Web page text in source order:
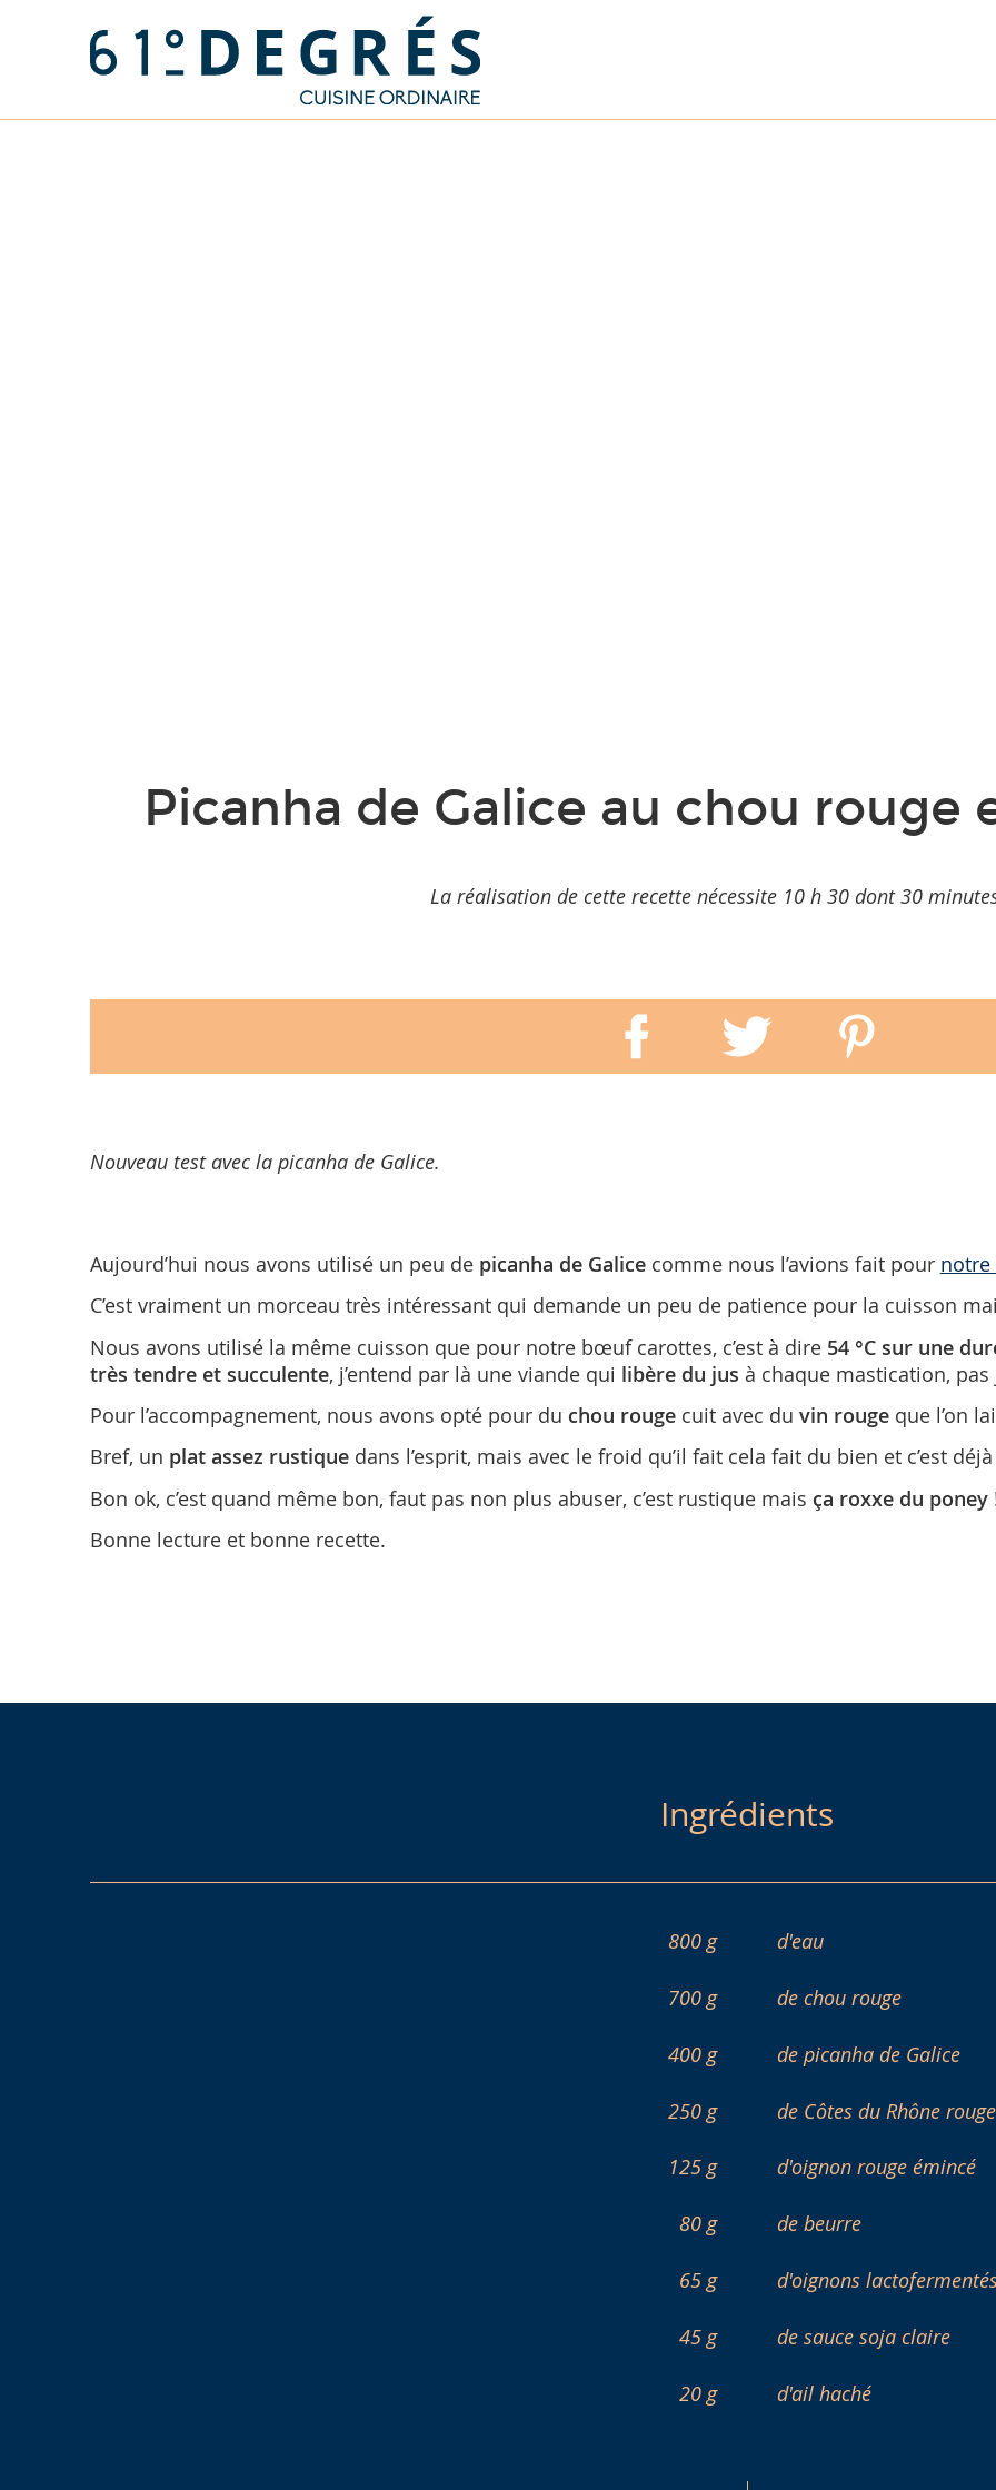
Picanha de Galice au chou rouge
La réalisation de cette recette nécessite 10 h 30 dont 30
Nouveau test avec la picanha de Galice.
Aujourd’hui nous avons utilisé un peu de picanha de Galicecomme nous l’avions fait pour notre
C’est vraiment un morceau très intéressant qui demande un peu de patience pour la cuisson
Nous avons utilisé la même cuisson que pour notre bœuf carottes, c’est à dire 54 °C sur une
très tendre et succulente, j’entend par là une viande qui libère du jus à chaque mastication,
Pour l’accompagnement, nous avons opté pour du chou rougecuit avec du vin rougeque l’on
Bref, un plat assez rustiquedans l’esprit, mais avec le froid qu’il fait cela fait du bien et c’est
Bon ok, c’est quand même bon, faut pas non plus abuser, c’est rustique mais ça roxxe du poney
Bonne lecture et bonne recette.
Ingrédients
800 g d'eau
700 g de chou rouge
400 g de picanha de Galice
250 g de Côtes du Rhône rouge
125 g d'oignon rouge émincé
80 g de beurre
65 g d'oignons
45 g de sauce soja claire
20 g d'ail haché